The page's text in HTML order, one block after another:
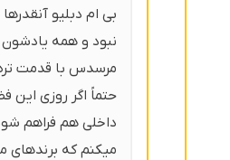
بی ام دبلیو
نبود و همه
مرسدس با قدمت تره
حتماً اگر روزی این
داخلی هم فراهم
میکنم که